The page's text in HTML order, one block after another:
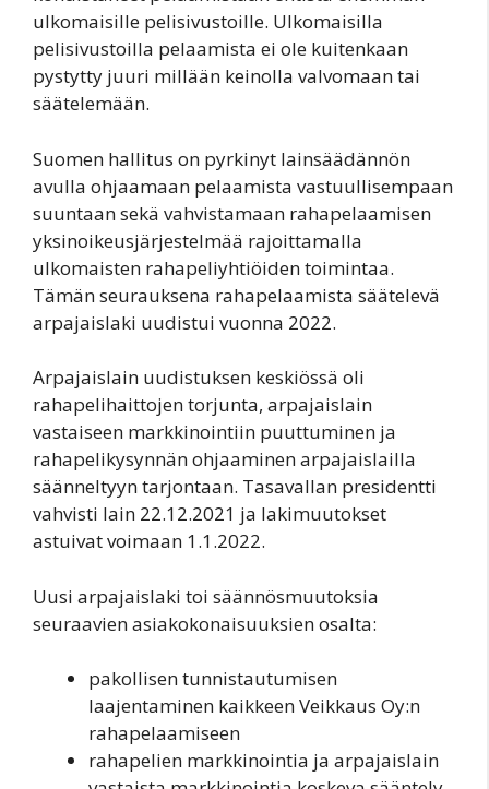
ulkomaisille pelisivustoille. Ulkomaisilla
pelisivustoilla pelaamista ei ole kuitenkaan
pystytty juuri millään keinolla valvomaan tai
säätelemään.
Suomen hallitus on pyrkinyt lainsäädännön
avulla ohjaamaan pelaamista vastuullisempaan
suuntaan sekä vahvistamaan rahapelaamisen
yksinoikeusjärjestelmää rajoittamalla
ulkomaisten rahapeliyhtiöiden toimintaa.
Tämän seurauksena rahapelaamista säätelevä
arpajaislaki uudistui vuonna 2022.
Arpajaislain uudistuksen keskiössä oli
rahapelihaittojen torjunta, arpajaislain
vastaiseen markkinointiin puuttuminen ja
rahapelikysynnän ohjaaminen arpajaislailla
säänneltyyn tarjontaan. Tasavallan presidentti
vahvisti lain 22.12.2021 ja lakimuutokset
astuivat voimaan 1.1.2022.
Uusi arpajaislaki toi säännösmuutoksia
seuraavien asiakokonaisuuksien osalta:
pakollisen tunnistautumisen
laajentaminen kaikkeen Veikkaus Oy:n
rahapelaamiseen
rahapelien markkinointia ja arpajaislain